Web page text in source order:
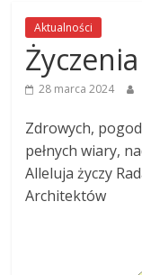
Izba
RP
ŁOIA
Aktualności
28 marca 2024
Zdrowych,
pełnych wiary,
Alleluja życzy
Architektów